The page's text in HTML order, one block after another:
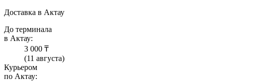
Доставка в Актау
До терминала
в Актау:
3 000 ₸
(11 августа)
Курьером
по Актау: